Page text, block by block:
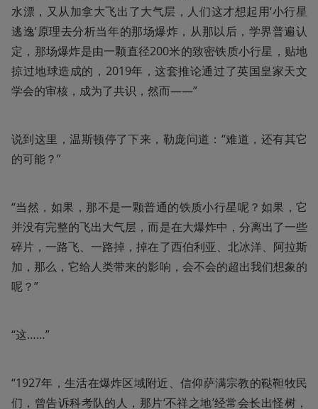
水漂，又从加拿大飞出了大气层，人们这才想起用‘小行星
逃逸’原理去分析当年的那场爆炸，从那以后，学界普遍认
定，那场爆炸是由一颗直径200米的致密铁质小行星，贴地
掠过地球造成的，2019年，这套推论通过了英国皇家天文
学会的审核，成为了共识，然而——”
说到这里，温斯顿停了下来，勒庞问道：“难道，还有其它
的可能？”
“当然，如果，那不是一颗普通的铁质小行星呢？如果，它
并没有完整的飞出大气层，而是在大爆炸中，分离出了一些
碎片，一路飞、一路掉，掉在了西伯利亚、北冰洋、阿拉斯
加，那么，它给人类带来的影响，会不会的超出我们想象的
呢？”
“这……”
“1927年，生活在爆炸区域附近、信仰萨满宗教的鞑靼牧民
们，曾告诉科考队的人，那片‘不祥之地’经常会长出怪树，